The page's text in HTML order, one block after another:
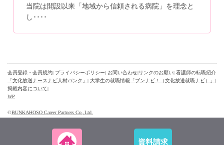
資料請求
当院は開設以来「地域から信頼される病院」を理念と
し････
会員登録・会員規約| プライバシーポリシー| お問い合わせ|リンクのお願い| 看護師の転職紹介
「文化放送ナースナビ人材バンク」 | 大学生の就職情報「ブンナビ！（文化放送就職ナビ）」 |
掲載内容について|
WP
©BUNKAHOSO Career Partners Co.,Ltd.